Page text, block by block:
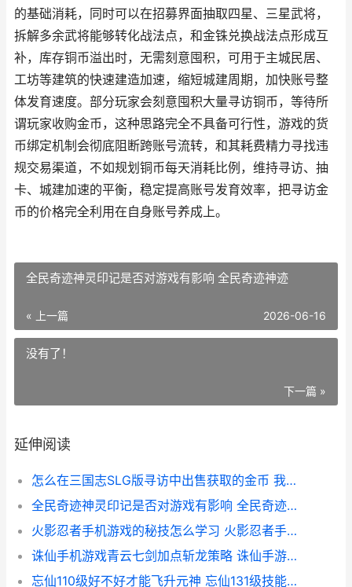
的基础消耗，同时可以在招募界面抽取四星、三星武将，
拆解多余武将能够转化战法点，和金铢兑换战法点形成互
补，库存铜币溢出时，无需刻意囤积，可用于主城民居、
工坊等建筑的快速建造加速，缩短城建周期，加快账号整
体发育速度。部分玩家会刻意囤积大量寻访铜币，等待所
谓玩家收购金币，这种思路完全不具备可行性，游戏的货
币绑定机制会彻底阻断跨账号流转，和其耗费精力寻找违
规交易渠道，不如规划铜币每天消耗比例，维持寻访、抽
卡、城建加速的平衡，稳定提高账号发育效率，把寻访金
币的价格完全利用在自身账号养成上。
全民奇迹神灵印记是否对游戏有影响 全民奇迹神迹
« 上一篇 2026-06-16
没有了！
下一篇 »
延伸阅读
怎么在三国志SLG版寻访中出售获取的金币 我想玩三国志游戏
全民奇迹神灵印记是否对游戏有影响 全民奇迹神迹
火影忍者手机游戏的秘技怎么学习 火影忍者手机游戏PS5手柄玩
诛仙手机游戏青云七剑加点斩龙策略 诛仙手游青云攻略汇总全方位解析前期...
忘仙110级好不好才能飞升元神 忘仙131级技能书怎么获取